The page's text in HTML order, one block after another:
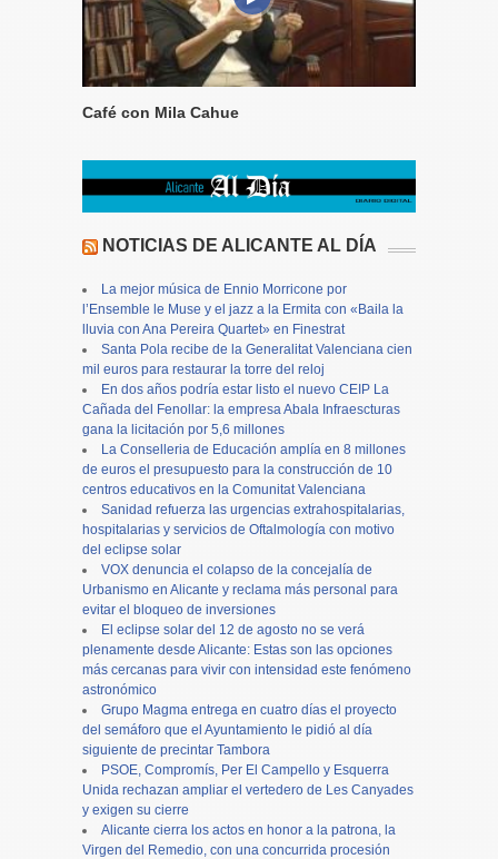
Café con Mila Cahue
NOTICIAS DE ALICANTE AL DÍA
La mejor música de Ennio Morricone por
l’Ensemble le Muse y el jazz a la Ermita con «Baila la
lluvia con Ana Pereira Quartet» en Finestrat
Santa Pola recibe de la Generalitat Valenciana cien
mil euros para restaurar la torre del reloj
En dos años podría estar listo el nuevo CEIP La
Cañada del Fenollar: la empresa Abala Infraescturas
gana la licitación por 5,6 millones
La Conselleria de Educación amplía en 8 millones
de euros el presupuesto para la construcción de 10
centros educativos en la Comunitat Valenciana
Sanidad refuerza las urgencias extrahospitalarias,
hospitalarias y servicios de Oftalmología con motivo
del eclipse solar
VOX denuncia el colapso de la concejalía de
Urbanismo en Alicante y reclama más personal para
evitar el bloqueo de inversiones
El eclipse solar del 12 de agosto no se verá
plenamente desde Alicante: Estas son las opciones
más cercanas para vivir con intensidad este fenómeno
astronómico
Grupo Magma entrega en cuatro días el proyecto
del semáforo que el Ayuntamiento le pidió al día
siguiente de precintar Tambora
PSOE, Compromís, Per El Campello y Esquerra
Unida rechazan ampliar el vertedero de Les Canyades
y exigen su cierre
Alicante cierra los actos en honor a la patrona, la
Virgen del Remedio, con una concurrida procesión